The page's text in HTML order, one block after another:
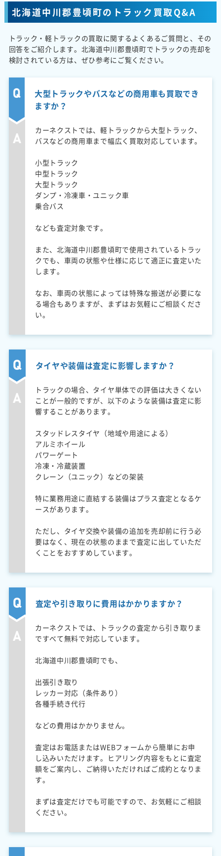
北海道中川郡豊頃町のトラック買取Q&A
トラック・軽トラックの買取に関するよくあるご質問と、その
回答をご紹介します。北海道中川郡豊頃町でトラックの売却を
検討されている方は、ぜひ参考にご覧ください。
大型トラックやバスなどの商用車も買取でき
ますか？
カーネクストでは、軽トラックから大型トラック、
バスなどの商用車まで幅広く買取対応しています。
小型トラック
中型トラック
大型トラック
ダンプ・冷凍車・ユニック車
乗合バス
なども査定対象です。
また、北海道中川郡豊頃町で使用されているトラッ
クでも、車両の状態や仕様に応じて適正に査定いた
します。
なお、車両の状態によっては特殊な搬送が必要にな
る場合もありますが、まずはお気軽にご相談くださ
い。
タイヤや装備は査定に影響しますか？
トラックの場合、タイヤ単体での評価は大きくない
ことが一般的ですが、以下のような装備は査定に影
響することがあります。
スタッドレスタイヤ（地域や用途による）
アルミホイール
パワーゲート
冷凍・冷蔵装置
クレーン（ユニック）などの架装
特に業務用途に直結する装備はプラス査定となるケ
ースがあります。
ただし、タイヤ交換や装備の追加を売却前に行う必
要はなく、現在の状態のままで査定に出していただ
くことをおすすめしています。
査定や引き取りに費用はかかりますか？
カーネクストでは、トラックの査定から引き取りま
ですべて無料で対応しています。
北海道中川郡豊頃町でも、
出張引き取り
レッカー対応（条件あり）
各種手続き代行
などの費用はかかりません。
査定はお電話またはWEBフォームから簡単にお申
し込みいただけます。ヒアリング内容をもとに査定
額をご案内し、ご納得いただければご成約となりま
す。
まずは査定だけでも可能ですので、お気軽にご相談
ください。